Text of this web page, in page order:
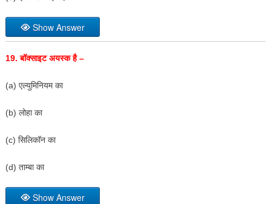
Show Answer
19.बॉक्साइट अयस्क है –
(a) एल्युमिनियम का
(b) लोहा का
(c) सिलिकॉन का
(d) ताम्बा का
Show Answer